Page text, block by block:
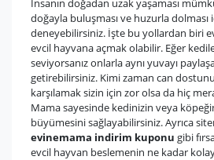
İnsanın doğadan uzak yaşaması
doğayla buluşması ve huzurla dolması
deneyebilirsiniz. İşte bu yollardan biri
evcil hayvana açmak olabilir. Eğer
seviyorsanız onlarla aynı yuvayı
getirebilirsiniz. Kimi zaman can
karşılamak sizin için zor olsa da hiç
Mama sayesinde kedinizin veya
büyümesini sağlayabilirsiniz. Ayrıca
evinemama indirim kuponu gibi
evcil hayvan beslemenin ne kadar